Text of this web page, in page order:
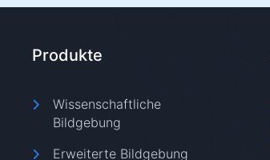
Produkte
Wissenschaftliche
Bildgebung
Erweiterte Bildgebung